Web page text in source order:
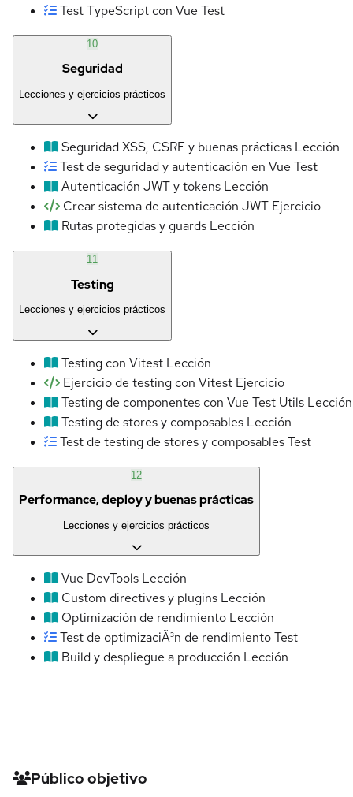
Test TypeScript con Vue Test
10
Seguridad
Lecciones y ejercicios prácticos
Seguridad XSS, CSRF y buenas prácticas Lección
Test de seguridad y autenticación en Vue Test
Autenticación JWT y tokens Lección
Crear sistema de autenticación JWT Ejercicio
Rutas protegidas y guards Lección
11
Testing
Lecciones y ejercicios prácticos
Testing con Vitest Lección
Ejercicio de testing con Vitest Ejercicio
Testing de componentes con Vue Test Utils Lección
Testing de stores y composables Lección
Test de testing de stores y composablesTest
12
Performance, deploy y buenas prácticas
Lecciones y ejercicios prácticos
Vue DevTools Lección
Custom directives y plugins Lección
Optimización de rendimiento Lección
Test de optimizaciÃ³n de rendimientoTest
Build y despliegue a producción Lección
Detalles del curso
Público objetivo